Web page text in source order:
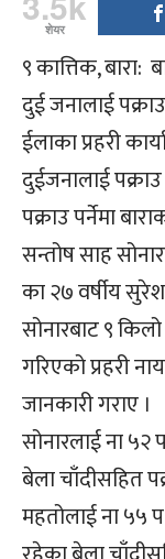
शेयर
९ कात्तिक, बारा:
दुई जनालाई
ईलाका प्रहरी
दुईजनालाई
पक्राउ पर्नेमा
सन्तोष साह
का २७ वर्षीय
सोनारबाट ९
गरिएको प्रहरी
जानकारी गराए ।
सोनारलाई ना
बेला चाँदीसहित
महतोलाई ना ५५